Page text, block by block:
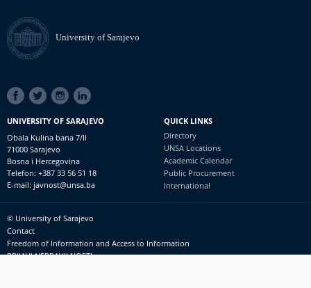
University of Sarajevo
SOCIAL
LINKS
UNIVERSITY OF SARAJEVO
Obala Kulina bana 7/II
71000 Sarajevo
Bosna i Hercegovina
Telefon: +387 33 56 51 18
E-mail: javnost@unsa.ba
QUICK LINKS
Directory
UNSA Locations
Academic Calendar
Public Procurement
International
Footer
meni
© University of Sarajevo
Contact
Freedom of Information and Access to Information
PRIJAVI NEPRAVILNOSTI